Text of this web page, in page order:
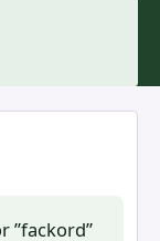
”fackord”